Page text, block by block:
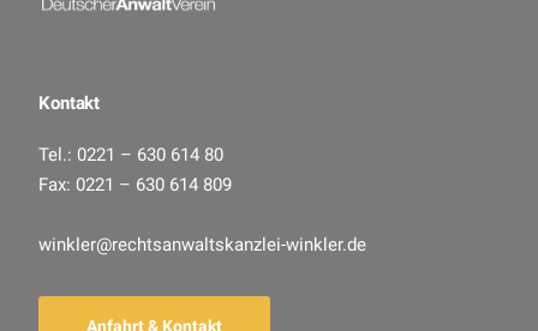
Kontakt
Tel.: 0221 – 630 614 80
Fax: 0221 – 630 614 809
winkler@rechtsanwaltskanzlei-winkler.de
Anfahrt & Kontakt